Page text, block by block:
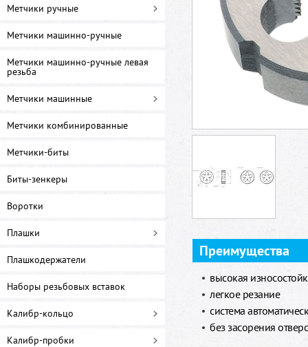
Метчики ручные
Метчики машинно-ручные
Метчики машинно-ручные левая
резьба
Метчики машинные
Метчики комбинированные
Метчики-биты
Биты-зенкеры
Воротки
Плашки
Плашкодержатели
Наборы резьбовых вставок
Калибр-кольцо
Калибр-пробки
Преимущества
высокая
легкое резание
система
без засорения